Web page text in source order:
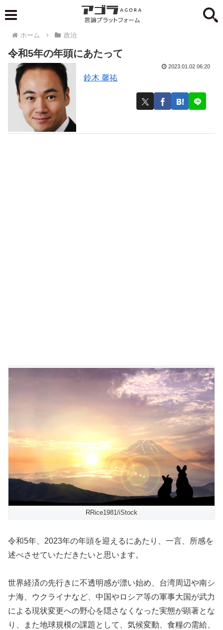
ホーム 政治
令和5年の年頭にあたって
鈴木 馨祐
2023.01.02 06:20
RRice1981/iStock
令和5年、2023年の年頭を迎えるにあたり、一言、所感を
述べさせていただきたいと思います。
世界経済の先行きに不透明感が漂い始め、台湾周辺や南シ
ナ海、ウクライナなど、中国やロシア等の軍事大国が武力
による現状変更への野心を隠さなくなった実態が顕著とな
り、また地球規模の課題として、気候変動、食糧の需給、